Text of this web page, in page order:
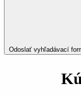
Odoslať vyhľadávací